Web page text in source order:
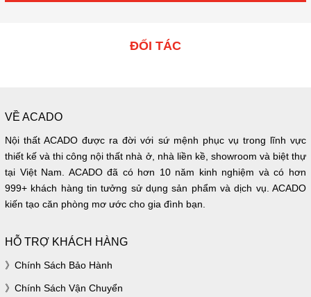
ĐỐI TÁC
VỀ ACADO
Nội thất ACADO được ra đời với sứ mệnh phục vụ trong lĩnh vực
thiết kế và thi công nội thất nhà ở, nhà liền kề, showroom và biệt thự
tại Việt Nam. ACADO đã có hơn 10 năm kinh nghiệm và có hơn
999+ khách hàng tin tưởng sử dụng sản phẩm và dịch vụ. ACADO
kiến tạo căn phòng mơ ước cho gia đình bạn.
HỖ TRỢ KHÁCH HÀNG
Chính Sách Bảo Hành
Chính Sách Vận Chuyển